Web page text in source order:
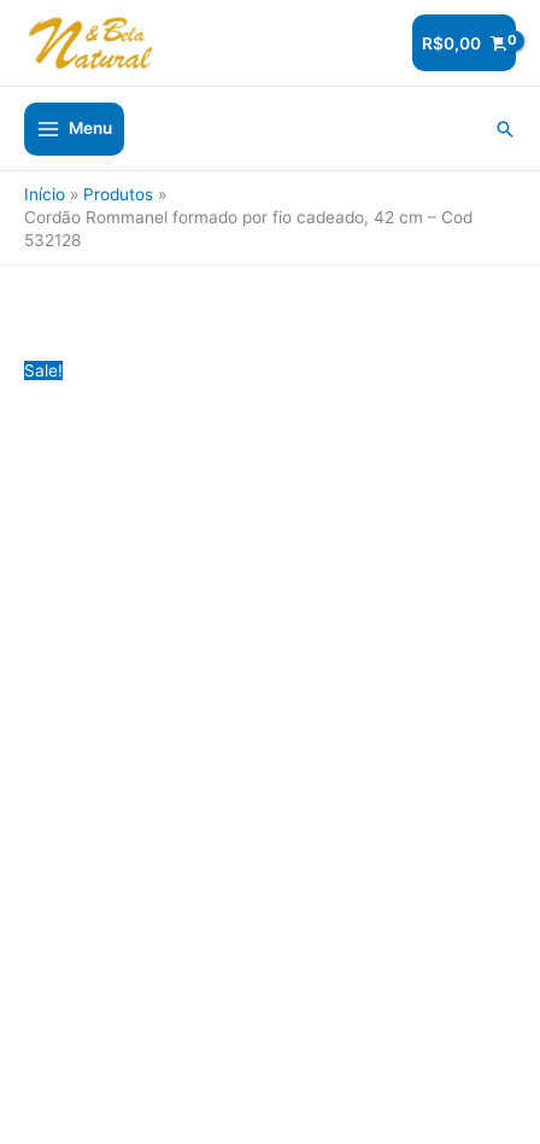
para
conteúdo
R$0,00
Menu
Início
Produtos
Cordão Rommanel formado por fio cadeado, 42 cm – Cod
532128
Sale!